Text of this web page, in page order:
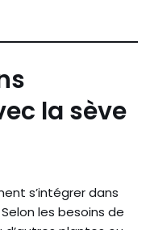
la sève
s’intégrer dans
Selon les besoins de